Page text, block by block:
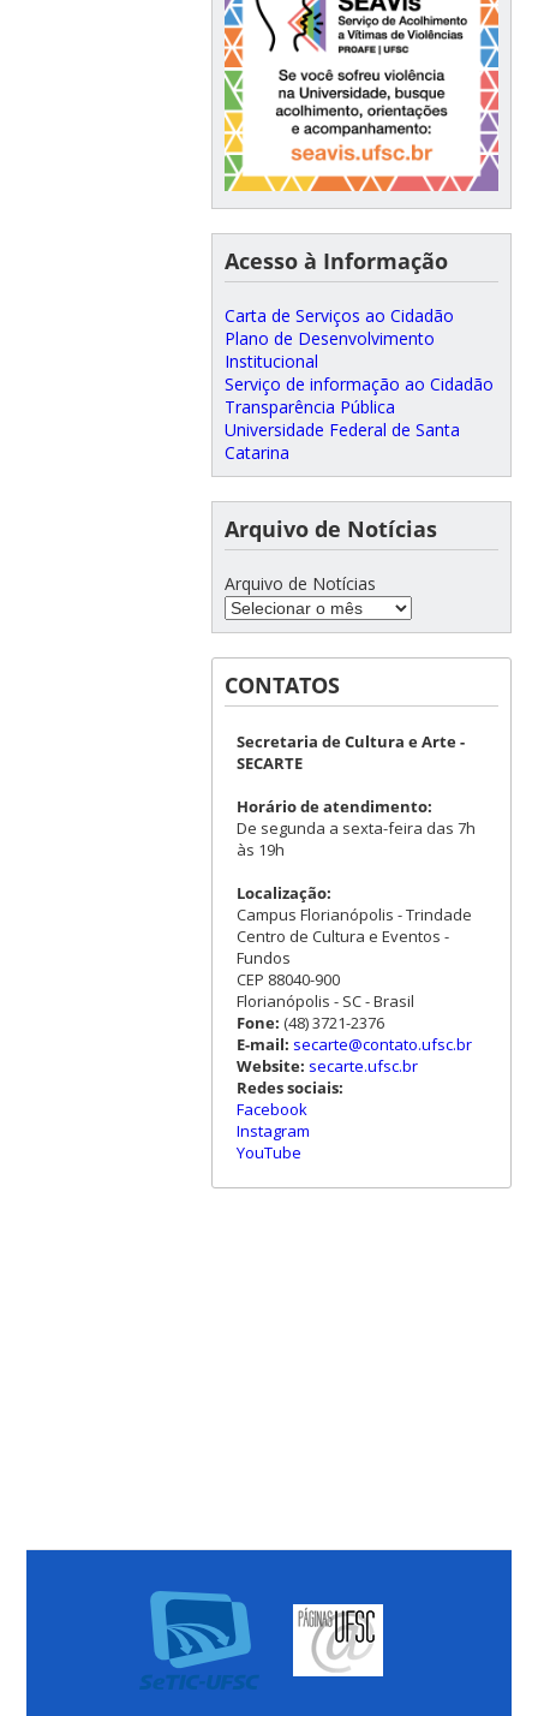
Acesso à Informação
Carta de Serviços ao Cidadão
Plano de Desenvolvimento
Institucional
Serviço de informação ao Cidadão
Transparência Pública
Universidade Federal de Santa
Catarina
Arquivo de Notícias
Arquivo de Notícias
CONTATOS
Secretaria de Cultura e Arte -
SECARTE
Horário de atendimento:
De segunda a sexta-feira das 7h
às 19h
Localização:
Campus Florianópolis - Trindade
Centro de Cultura e Eventos -
Fundos
CEP 88040-900
Florianópolis - SC - Brasil
Fone: (48) 3721-2376
E-mail: secarte@contato.ufsc.br
Website: secarte.ufsc.br
Redes sociais:
Facebook
Instagram
YouTube